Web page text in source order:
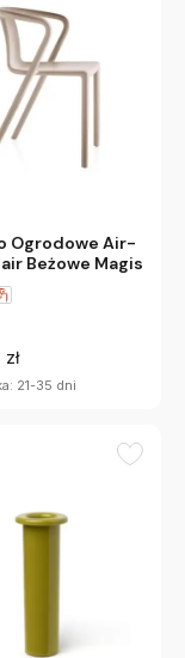
Ogrodowe Air-
Beżowe Magis
21-35 dni